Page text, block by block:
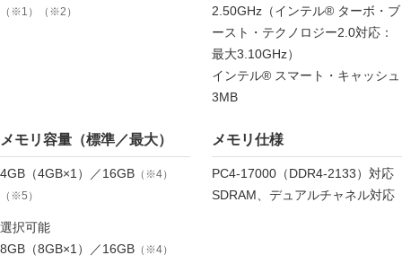
（※1）（※2）
2.50GHz（インテル® ターボ・ブ
ースト・テクノロジー2.0対応：
最大3.10GHz）
インテル® スマート・キャッシュ
3MB
メモリ容量（標準／最大）
4GB（4GB×1）／16GB （※4）
（※5）
選択可能
8GB（8GB×1）／16GB （※4）
メモリ仕様
PC4-17000（DDR4-2133）対応
SDRAM、デュアルチャネル対応